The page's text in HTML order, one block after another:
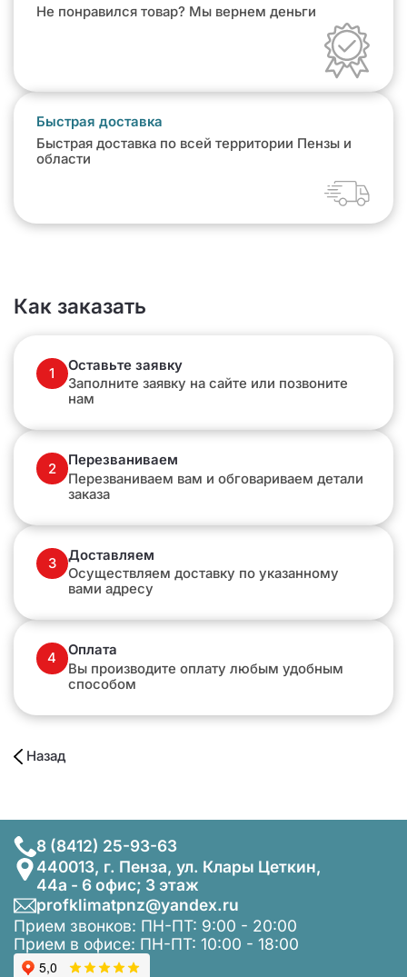
Не понравился товар? Мы вернем деньги
Быстрая доставка
Быстрая доставка по всей территории Пензы и
области
Как заказать
1
Оставьте заявку
Заполните заявку на сайте или позвоните
нам
2
Перезваниваем
Перезваниваем вам и обговариваем детали
заказа
3
Доставляем
Осуществляем доставку по указанному
вами адресу
4
Оплата
Вы производите оплату любым удобным
способом
Назад
8 (8412) 25-93-63
440013, г. Пенза, ул. Клары Цеткин,
44а - 6 офис; 3 этаж
profklimatpnz@yandex.ru
Прием звонков: ПН-ПТ: 9:00 - 20:00
Прием в офисе: ПН-ПТ: 10:00 - 18:00